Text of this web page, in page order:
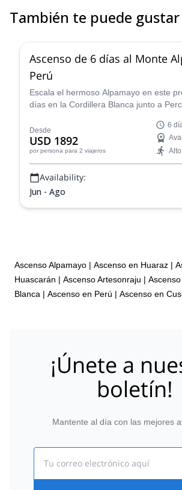
care of you.
También te puede gustar
Ascenso de 6 días al Monte
Perú
Escala el hermoso Alpamayo en este
días en la Cordillera Blanca junto a
experiencia de montañismo fantástica!
Desde
USD 1892
por persona para 2 viajeros
6
Alto
Availability:
Jun - Ago
Ascenso Alpamayo | Ascenso en Huaraz |
Huascarán | Ascenso Artesonraju |
Blanca | Ascenso en Perú | Ascenso en
¡Únete a
boletín!
Mantente al día con las mejores